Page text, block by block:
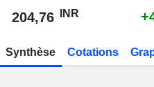
204,76 INR
Synthèse Cotations